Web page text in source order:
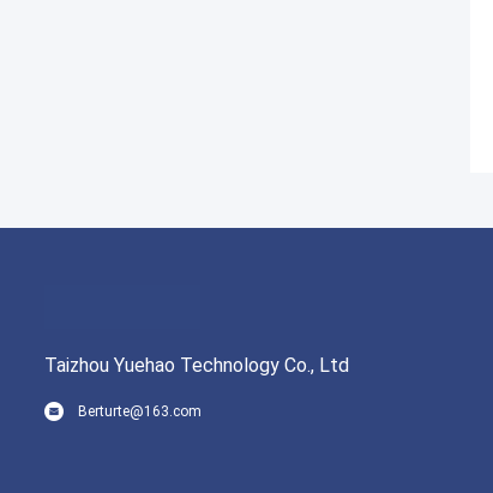
Taizhou Yuehao Technology Co., Ltd
Berturte@163.com